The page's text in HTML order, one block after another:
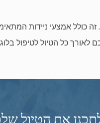
כולל אמצעי ניידות
כל הטיול לטיפול
את הטיול